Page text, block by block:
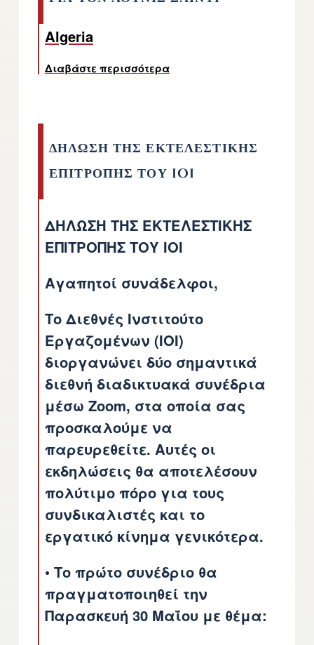
Algeria
Διαβάστε περισσότερα
ΔΗΛΩΣΗ ΤΗΣ ΕΚΤΕΛΕΣΤΙΚΗΣ
ΕΠΙΤΡΟΠΗΣ ΤΟΥ IOI
ΔΗΛΩΣΗ ΤΗΣ ΕΚΤΕΛΕΣΤΙΚΗΣ
ΕΠΙΤΡΟΠΗΣ ΤΟΥ IOI
Αγαπητοί συνάδελφοι,
Το Διεθνές Ινστιτούτο
Εργαζομένων (IOI)
διοργανώνει δύο σημαντικά
διεθνή διαδικτυακά συνέδρια
μέσω Zoom, στα οποία σας
προσκαλούμε να
παρευρεθείτε. Αυτές οι
εκδηλώσεις θα αποτελέσουν
πολύτιμο πόρο για τους
συνδικαλιστές και το
εργατικό κίνημα γενικότερα.
• Το πρώτο συνέδριο θα
πραγματοποιηθεί την
Παρασκευή 30 Μαΐου με θέμα: